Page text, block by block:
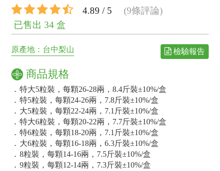
4.89 / 5
(9條評論)
已售出 34 盒
原產地：台中梨山 檢驗報告
商品規格
． 特大5粒裝，每顆26-28兩，8.4斤裝±10%/盒
． 特5粒裝，每顆24-26兩，7.8斤裝±10%/盒
． 大5粒裝，每顆22-24兩，7.1斤裝±10%/盒
． 特大6粒裝，每顆20-22兩，7.7斤裝±10%/盒
． 特6粒裝，每顆18-20兩，7.1斤裝±10%/盒
． 大6粒裝，每顆16-18兩，6.3斤裝±10%/盒
． 8粒裝，每顆14-16兩，7.5斤裝±10%/盒
． 9粒裝，每顆12-14兩，7.3斤裝±10%/盒